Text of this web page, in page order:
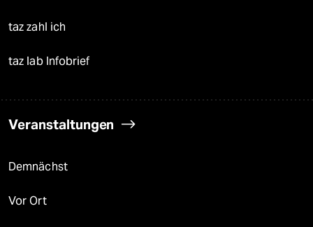
taz zahl ich
taz lab Infobrief
Veranstaltungen
Demnächst
Vor Ort